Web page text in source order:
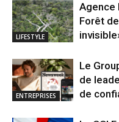
LIFESTYLE
Agence
Forêt
ENTREPRISES
Le
de
de